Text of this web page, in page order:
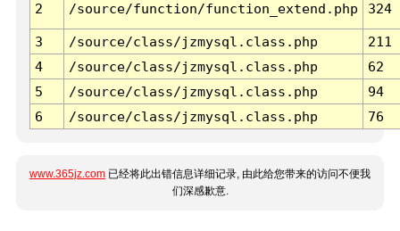
2 /source/function/function_extend.php 324
3 /source/class/jzmysql.class.php
211
4
/source/class/jzmysql.class.php
62
5
/source/class/jzmysql.class.php
94
6
/source/class/jzmysql.class.php 76
www.365jz.com 已经将此出错信息详细记录, 由此给您带来的访问不便我
们深感歉意.